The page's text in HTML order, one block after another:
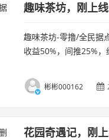
趣味茶坊，刚上
趣味茶坊-零撸/全民据
收益50%，间推25%
彬彬000162
花园奇遇记，刚